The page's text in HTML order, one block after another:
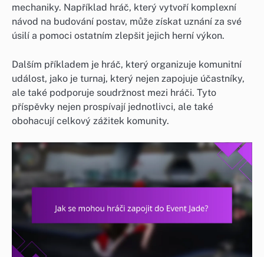
mechaniky. Například hráč, který vytvoří komplexní
návod na budování postav, může získat uznání za své
úsilí a pomoci ostatním zlepšit jejich herní výkon.
Dalším příkladem je hráč, který organizuje komunitní
událost, jako je turnaj, který nejen zapojuje účastníky,
ale také podporuje soudržnost mezi hráči. Tyto
příspěvky nejen prospívají jednotlivci, ale také
obohacují celkový zážitek komunity.